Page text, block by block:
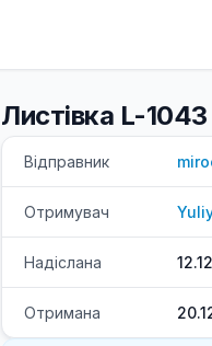
Листівка L-1043
Відправник
Отримувач
Надіслана
Отримана